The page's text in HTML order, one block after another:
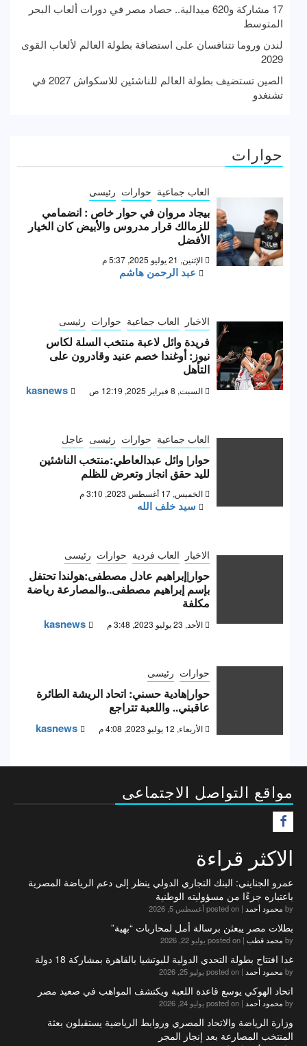
17 مشاركة و620 ميدالية.. حصاد مصر في دورات ألعاب البحر
المتوسط
لندن وروما تتنافسان على استضافة بطولة العالم لألعاب القوى
2029
الصين تستضيف بطولة العالم للناشئين للاسكواش 2027 في
تشنغدو
حوارات
العاب جماعية حوارات رئيسى
بيجاد مروان في حوار خاص : انضمامي
للزمالك قرار مدروس والأبيض كان الخيار
الأفضل
الإثنين, 21 يوليو 2025, 5:37 م
عبد الرحمن هاشم
الاخبار العاب جماعية حوارات رئيسى
فريدة وائل لاعبة منتخب السلة لكاس
نيوز: أوغندا خصم عنيد وقادرون على
التأهل
السبت, 8 فبراير 2025, 12:19 ص kasnews
العاب جماعية حوارات رئيسى عاجل
حوار| وائل عبدالعاطي:منتخب الناشئين
لليد حقق انجاز وتعرض للظلم
الخميس, 17 أغسطس 2023, 3:10 م
سيد خلف الله
الاخبار العاب فردية حوارات رئيسى
حوار|إبراهيم عادل مصطفى:هولندا تحتفل
بإسم إبراهيم مصطفى..والمصارعة رياضة
مكلفة
الأحد, 23 يوليو 2023, 3:48 م kasnews
حوارات رئيسى
حوار|هادية حسني: اتحاد الريشة الطائرة
عاقبني.. واللعبة تتراجع
الأربعاء, 12 يوليو 2023, 4:08 م kasnews
مواقع التواصل الاجتماعى
الاكثر قراءة
عمرو الجنايني: البنك التجاري الدولي ينظر إلى دعم الرياضة المصرية
باعتباره جزءًا من مسؤوليته الوطنية
by محمود أحمد | posted on أغسطس 5, 2026
بطلات مصر يبعثن برسالة أمل لمحاربات “بهية”
by محمد قطب | posted on يوليو 22, 2026
غدا افتتاح بطولة التحدي الدولية للبوتشيا بالقاهرة بمشاركة 18 دولة
by محمود أحمد | posted on يوليو 25, 2026
اتحاد الهوكي يوسع قاعدة اللعبة ويكتشف المواهب في صعيد مصر
by محمود أحمد | posted on يوليو 24, 2026
وزارة الرياضة والاتحاد المصري وروابط الرياضية يستقبلون بعثة
المنتخب المصارعة بعد إنجاز المجر